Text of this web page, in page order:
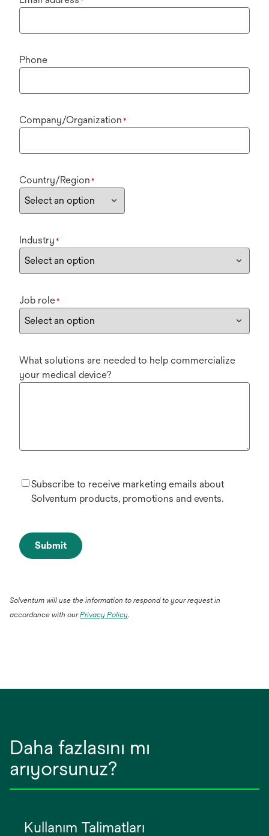
Phone
Company/Organization *
Country/Region *
Industry *
Job role*
What solutions are needed to help commercialize
your medical device?
Subscribe to receive marketing emails about
Solventum products, promotions and events.
Submit
Solventum will use the information to respond to your request in
accordance with ourPrivacy Policy.
Daha fazlasını mı
arıyorsunuz?
Kullanım Talimatları